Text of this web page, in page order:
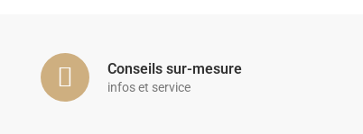
Conseils sur-mesure
infos et service